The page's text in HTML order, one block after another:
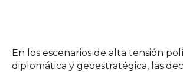
En los escenarios de alta tensión
diplomática y geoestratégica, las